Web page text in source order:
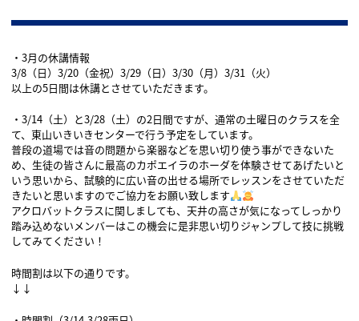
・3月の休講情報
3/8（日）3/20（金祝）3/29（日）3/30（月）3/31（火）
以上の5日間は休講とさせていただきます。
・3/14（土）と3/28（土）の2日間ですが、通常の土曜日のクラスを全
て、東山いきいきセンターで行う予定をしています。
普段の道場では音の問題から楽器などを思い切り使う事ができないた
め、生徒の皆さんに最高のカポエイラのホーダを体験させてあげたいと
いう思いから、試験的に広い音の出せる場所でレッスンをさせていただ
きたいと思いますのでご協力をお願い致します
アクロバットクラスに関しましても、天井の高さが気になってしっかり
踏み込めないメンバーはこの機会に是非思い切りジャンプして技に挑戦
してみてください！
時間割は以下の通りです。
↓↓